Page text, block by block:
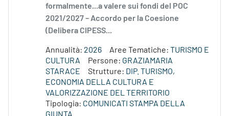
formalmente...a valere sui fondi del POC
2021/2027 – Accordo per la Coesione
(Delibera CIPESS...
Annualità: 2026 Aree Tematiche: TURISMO E
CULTURA
Persone: GRAZIAMARIA
STARACE
Strutture: DIP. TURISMO,
ECONOMIA DELLA CULTURA E
VALORIZZAZIONE DEL TERRITORIO
Tipologia: COMUNICATI STAMPA DELLA